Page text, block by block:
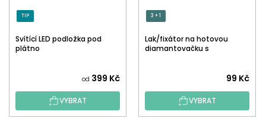
TIP
Svítící LED podložka pod
plátno
od 399 Kč
VYBRAT
3 + 1
Lak/fixátor na hotovou
diamantovačku s
hodnocení
produktu
je
99 Kč
VYBRAT